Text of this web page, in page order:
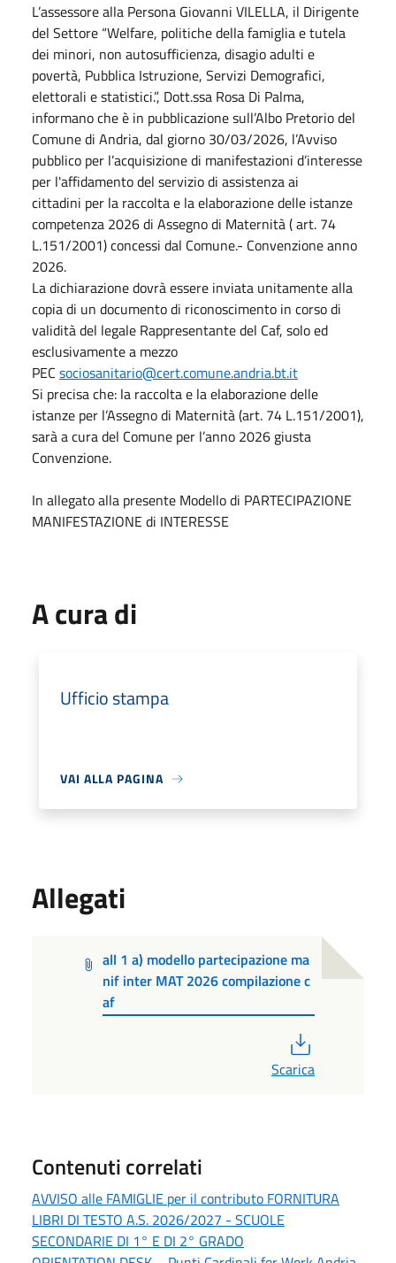
L’assessore alla Persona Giovanni VILELLA, il Dirigente
del Settore “Welfare, politiche della famiglia e tutela
dei minori, non autosufficienza, disagio adulti e
povertà, Pubblica Istruzione, Servizi Demografici,
elettorali e statistici.”, Dott.ssa Rosa Di Palma,
informano che è in pubblicazione sull’Albo Pretorio del
Comune di Andria, dal giorno 30/03/2026, l’Avviso
pubblico per l’acquisizione di manifestazioni d’interesse
per l'affidamento del servizio di assistenza ai
cittadini per la raccolta e la elaborazione delle istanze
competenza 2026 di Assegno di Maternità ( art. 74
L.151/2001) concessi dal Comune.- Convenzione anno
2026.
La dichiarazione dovrà essere inviata unitamente alla
copia di un documento di riconoscimento in corso di
validità del legale Rappresentante del Caf, solo ed
esclusivamente a mezzo
PEC sociosanitario@cert.comune.andria.bt.it
Si precisa che: la raccolta e la elaborazione delle
istanze per l’Assegno di Maternità (art. 74 L.151/2001),
sarà a cura del Comune per l’anno 2026 giusta
Convenzione.
In allegato alla presente Modello di PARTECIPAZIONE
MANIFESTAZIONE di INTERESSE
A cura di
Ufficio stampa
VAI ALLA PAGINA
Allegati
all 1 a) modello partecipazione ma
nif inter MAT 2026 compilazione c
af
Scarica
Contenuti correlati
AVVISO alle FAMIGLIE per il contributo FORNITURA
LIBRI DI TESTO A.S. 2026/2027 - SCUOLE
SECONDARIE DI 1° E DI 2° GRADO